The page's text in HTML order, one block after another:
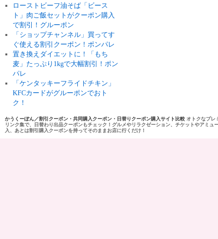
ローストビーフ油そば「ビース
ト」肉ご飯セットがクーポン購入
で割引！グルーポン
「ショップチャンネル」買ってす
ぐ使える割引クーポン！ポンパレ
置き換えダイエットに！「もち
麦」たっぷり1kgで大幅割引！ポン
パレ
「ケンタッキーフライドチキン」
KFCカードがグルーポンでおト
ク！
かうくーぽん／割引クーポン・共同購入クーポン・日替りクーポン購入サイト比較 オトクなプレ
リンク集で、日替わり出品クーポンもチェック！グルメやリラクゼーション、チケットやアミ
入、あとは割引購入クーポンを持ってそのままお店に行くだけ！